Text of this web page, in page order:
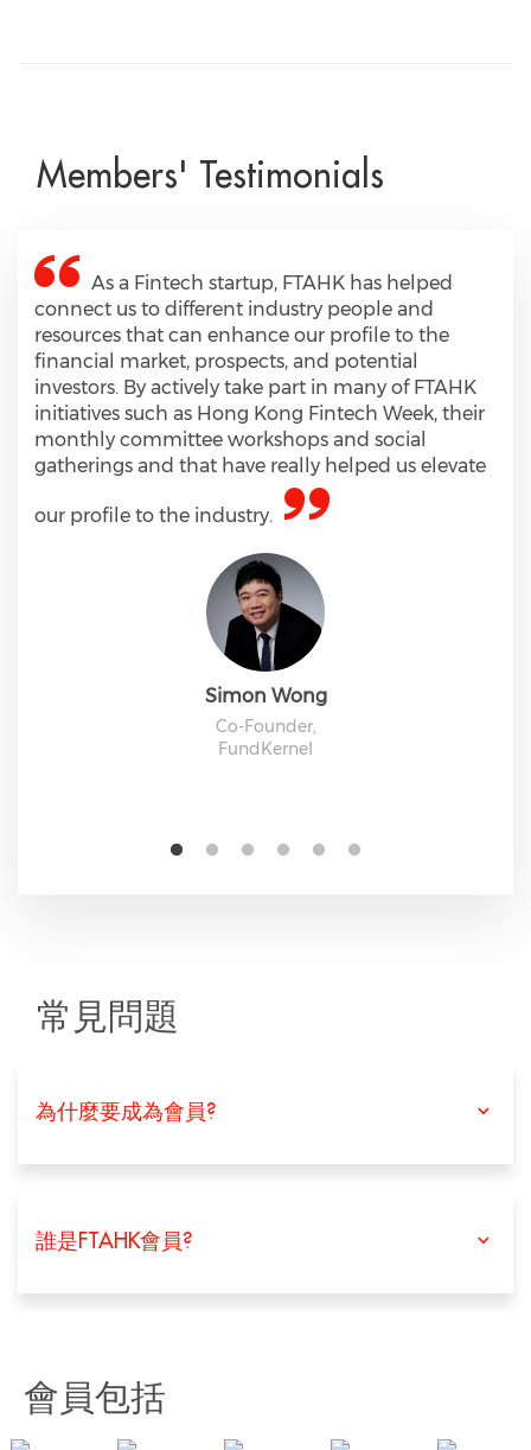
Members' Testimonials
As a Fintech startup, FTAHK has helped
connect us to different industry people and
resources that can enhance our profile to the
financial market, prospects, and potential
investors. By actively take part in many of FTAHK
initiatives such as Hong Kong Fintech Week, their
monthly committee workshops and social
gatherings and that have really helped us elevate
our profile to the industry.
Simon Wong
Co-Founder,
FundKernel
常見問題
為什麼要成為會員?
誰是FTAHK會員?
會員包括